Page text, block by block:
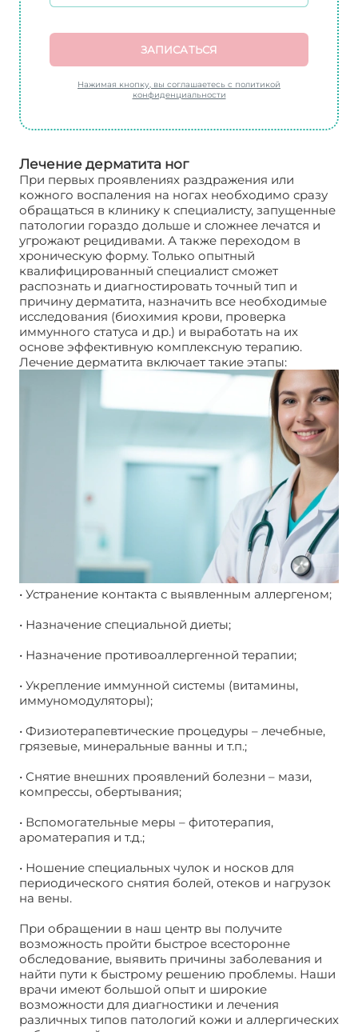
ЗАПИСАТЬСЯ
Нажимая кнопку, вы соглашаетесь с политикой
конфиденциальности
Лечение дерматита ног
При первых проявлениях раздражения или
кожного воспаления на ногах необходимо сразу
обращаться в клинику к специалисту, запущенные
патологии гораздо дольше и сложнее лечатся и
угрожают рецидивами. А также переходом в
хроническую форму. Только опытный
квалифицированный специалист сможет
распознать и диагностировать точный тип и
причину дерматита, назначить все необходимые
исследования (биохимия крови, проверка
иммунного статуса и др.) и выработать на их
основе эффективную комплексную терапию.
Лечение дерматита включает такие этапы:
• Устранение контакта с выявленным аллергеном;
• Назначение специальной диеты;
• Назначение противоаллергенной терапии;
• Укрепление иммунной системы (витамины,
иммуномодуляторы);
• Физиотерапевтические процедуры – лечебные,
грязевые, минеральные ванны и т.п.;
• Снятие внешних проявлений болезни – мази,
компрессы, обертывания;
• Вспомогательные меры – фитотерапия,
ароматерапия и т.д.;
• Ношение специальных чулок и носков для
периодического снятия болей, отеков и нагрузок
на вены.
При обращении в наш центр вы получите
возможность пройти быстрое всесторонне
обследование, выявить причины заболевания и
найти пути к быстрому решению проблемы. Наши
врачи имеют большой опыт и широкие
возможности для диагностики и лечения
различных типов патологий кожи и аллергических